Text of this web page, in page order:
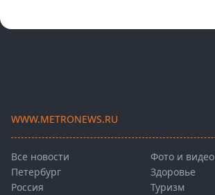
WWW.METRONEWS.RU
Все новости
Петербург
Россия
Фото и видео
Здоровье
Туризм